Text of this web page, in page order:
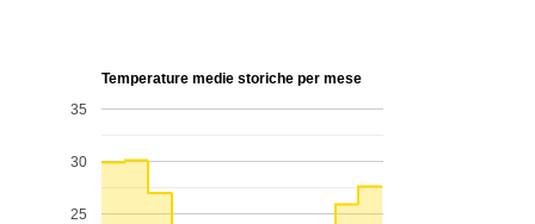
Temperature medie storiche per mese
25
30
35